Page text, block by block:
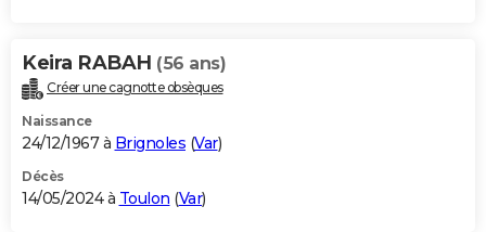
Keira RABAH (56 ans)
Créer une cagnotte obsèques
Naissance
24/12/1967 à Brignoles (Var)
Décès
14/05/2024 à Toulon (Var)